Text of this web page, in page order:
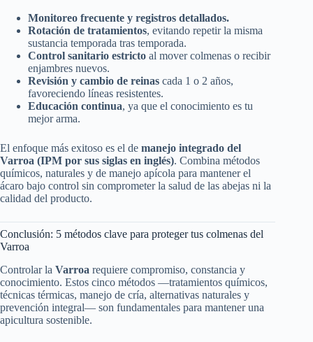
Monitoreo frecuente y registros detallados.
Rotación de tratamientos, evitando repetir la misma
sustancia temporada tras temporada.
Control sanitario estricto al mover colmenas o recibir
enjambres nuevos.
Revisión y cambio de reinas cada 1 o 2 años,
favoreciendo líneas resistentes.
Educación continua, ya que el conocimiento es tu
mejor arma.
El enfoque más exitoso es el de manejo integrado del
Varroa (IPM por sus siglas en inglés). Combina métodos
químicos, naturales y de manejo apícola para mantener el
ácaro bajo control sin comprometer la salud de las abejas ni la
calidad del producto.
Conclusión: 5 métodos clave para proteger tus colmenas del
Varroa
Controlar la Varroa requiere compromiso, constancia y
conocimiento. Estos cinco métodos —tratamientos químicos,
técnicas térmicas, manejo de cría, alternativas naturales y
prevención integral— son fundamentales para mantener una
apicultura sostenible.